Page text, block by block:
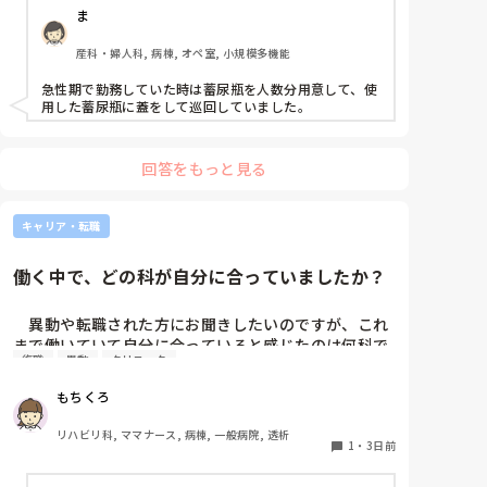
ん分セットしワゴン下段に乗せて破棄していき最後ま
とめて汚物処理室で破棄してたのでその方法はダメな
のか？と疑問抱いてます。もちろん汚物見えないよう
ワゴンにカバーする等対策して。
皆さんの病棟ではどのような方法取られてますか？
ま
産科・婦人科, 病棟, オペ室, 小規模多機能
急性期で勤務していた時は蓄尿瓶を人数分用意して、使
用した蓄尿瓶に蓋をして巡回していました。
回答をもっと見る
キャリア・転職
働く中で、どの科が自分に合っていましたか？
異動や転職された方にお聞きしたいのですが、これ
まで働いていて自分に合っていると感じたのは何科で
したか？
私はこれまで脳神経外科、リハビリ科、透析室と経験
しましたが、どこもしっくり来なくて悩んでいま
す…。次回の転職の参考にさせていただきたいです😭
復職 異動 クリニック
もちくろ
リハビリ科, ママナース, 病棟, 一般病院, 透析
1 ・ 3日前